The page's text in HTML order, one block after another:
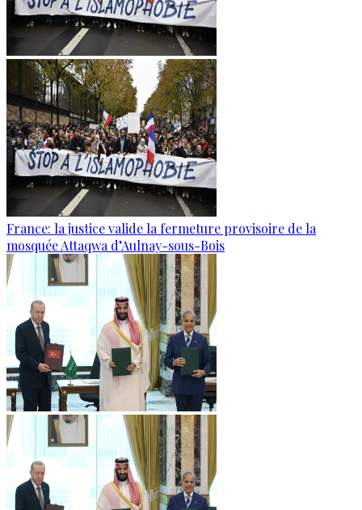
France: la justice valide la fermeture provisoire de la
mosquée Attaqwa d’Aulnay-sous-Bois